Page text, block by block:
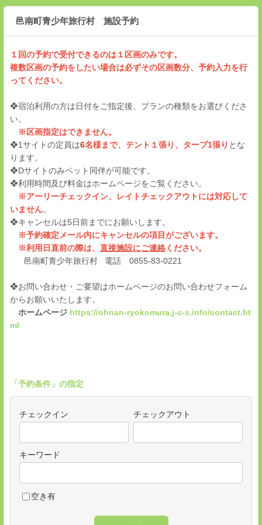
邑南町青少年旅行村 施設予約
１回の予約で受付できるのは１区画のみです。
複数区画の予約をしたい場合は必ずその区画数分、予約入力を行
ってください。
❖宿泊利用の方は日付をご指定後、プランの種類をお選びくださ
い。
※区画指定はできません。
❖1サイトの定員は6名様まで、テント１張り、タープ1張り とな
ります。
❖Dサイトのみペット同伴が可能です。
❖利用時間及び料金はホームページをご覧ください。
※アーリーチェックイン、レイトチェックアウトには対応して
いません。
❖キャンセルは5日前までにお願いします。
※予約確定メール内にキャンセルの項目がございます。
※利用日直前の際は、 直接施設にご連絡ください。
邑南町青少年旅行村 電話 0855-83-0221
❖お問い合わせ・ご要望はホームページのお問い合わせフォーム
からお願いいたします。
ホームページ https://ohnan-ryokomura.j-c-s.info/contact.ht
ml
「予約条件」の指定
チェックイン チェックアウト
キーワード
空き有